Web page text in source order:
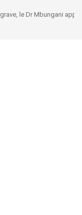
appelle à une
et africaine